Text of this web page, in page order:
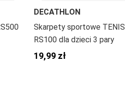
DECATHLON
Skarpety sportowe TENIS
RS100 dla dzieci 3 pary
19,99 zł